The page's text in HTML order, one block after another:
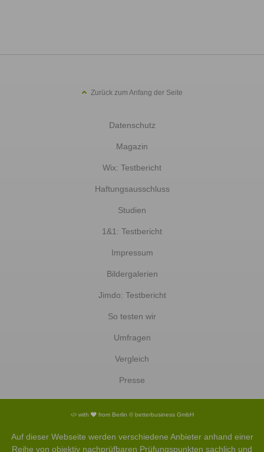
Zurück zum Anfang der Seite
Datenschutz
Magazin
Wix: Testbericht
Haftungsausschluss
Studien
1&1: Testbericht
Impressum
Bildergalerien
Jimdo: Testbericht
So testen wir
Umfragen
Vergleich
Presse
with from Berlin © betterbusiness GmbH
Auf dieser Webseite werden verschiedene Anbieter anhand einer
Reihe von objektiv nachprüfbaren Prüfungspunkten sachlich und